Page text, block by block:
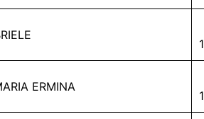
ERMINA